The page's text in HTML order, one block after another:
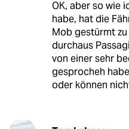
OK, aber so wie
habe, hat die
Mob gestürmt
durchaus
von einer sehr
gesprocheh
oder können